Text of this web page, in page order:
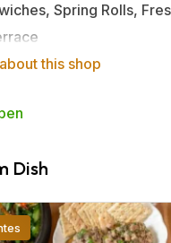
Spring Rolls,
this shop
Dish